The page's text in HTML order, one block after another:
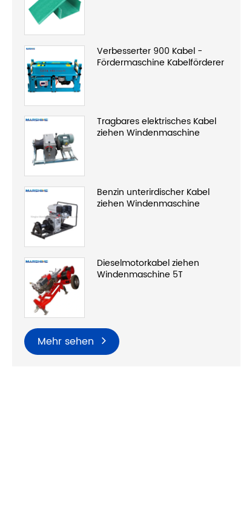
Verbesserter 900 Kabel -
Fördermaschine Kabelförderer
Tragbares elektrisches Kabel
ziehen Windenmaschine
Benzin unterirdischer Kabel
ziehen Windenmaschine
Dieselmotorkabel ziehen
Windenmaschine 5T
Mehr sehen